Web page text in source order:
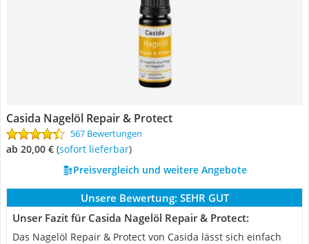
Casida Nagelöl Repair & Protect
567 Bewertungen
ab 20,00 € ( Sofort lieferbar)
Preisvergleich und weitere Angebote
Unsere Bewertung: SEHR GUT
Unser Fazit für Casida Nagelöl Repair & Protect:
Das Nagelöl Repair & Protect von Casida lässt sich einfach